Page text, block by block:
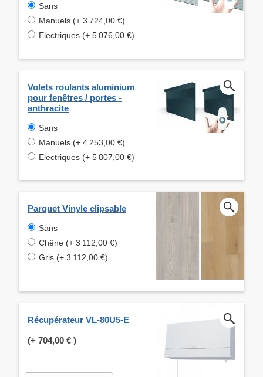
Sans
Manuels (+ 3 724,00 €)
Electriques (+ 5 076,00 €)
Volets roulants aluminium
pour fenêtres / portes -
anthracite
Sans
Manuels (+ 4 253,00 €)
Electriques (+ 5 807,00 €)
Parquet Vinyle clipsable
Sans
Chêne (+ 3 112,00 €)
Gris (+ 3 112,00 €)
Récupérateur VL-80U5-E
(+ 704,00 € )